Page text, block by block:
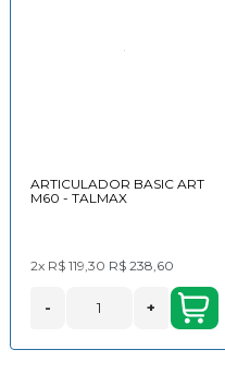
ARTICULADOR BASIC ART
M60 - TALMAX
2x R$ 119,30 R$ 238,60
- +